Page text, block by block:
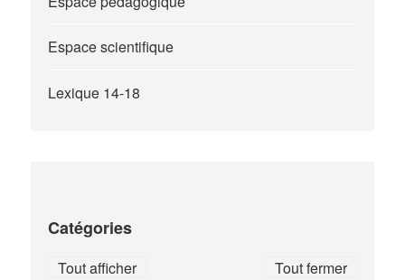
Espace scientifique
Lexique 14-18
Catégories
Tout fermer
Tout afficher